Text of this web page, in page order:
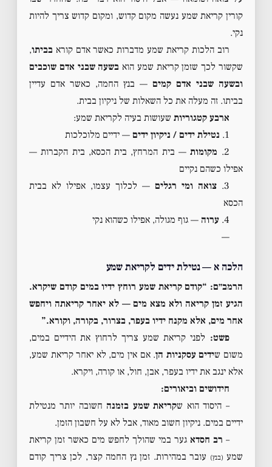
קורין קריאת שמע נעשה מקום קדוש, ומקום קדוש צריך להיות
נקי.
רוב הלכות קריאת שמע מדברות כאשר אדם קורא בביתו,
שקשור לכך שזמן קריאת שמע הוא בשעה שבני אדם שוכבים
ובשעה שבני אדם קמים — בנץ החמה, כאשר אדם עדיין
בביתו. זה מעלה את כל השאלות של ניקיון בבית.
ארבע קטגוריות שעושות בעיה לקריאת שמע:
1. נטילת ידים / ניקיון ידים — ידיים מלוכלכות
2. מקומות— בית המרחץ, בית הכסא, בית הקברות —
אפילו כשהם נקיים
3.
צואה ומי רגלים — לכלוך עצמו, אפילו לא בבית
הכסא
4. ערוה — גוף מגולה, אפילו כשהוא נקי
—
הלכה א — נטילת ידים לקריאת שמע
הרמב״ם: “קודם קריאת שמע רוחץ ידיו במים קודם שיקרא.
הגיע זמן קריאה ולא מצא מים — לא יאחר קריאתה ויחפש
אחר מים, אלא מקנח ידיו בעפר, בצרור, בקורה, וקורא.”
פשט: לפני קריאת שמע צריך לרחוץ את הידיים במים,
משום שידים עסקניות הן. אם אין מים, לא יאחר קריאת שמע,
אלא ינגב את ידיו בעפר, אבן, חול, או קורה, ויקרא.
חידושים וביאורים:
– היסוד הוא שקריאת שמע בזמנה חשובה יותר מנטילת
ידיים במים. ניקיון חשוב מאוד, אבל לא על חשבון הזמן.
– רב חסדא גער במי שהולך לחפש מים כאשר זמן קריאת
שמע (בנץ) עובר במהירות. זמן נץ החמה קצר, לכן צריך קודם